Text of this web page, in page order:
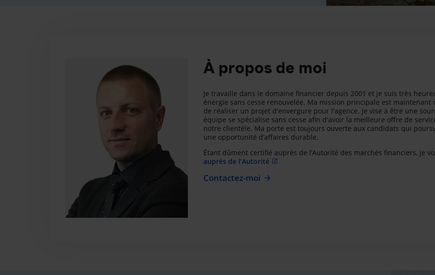
À propos de moi
Je travaille dans le domaine financier depuis 2001 et je suis très
énergie sans cesse renouvelée. Ma mission principale est
de réaliser un projet d'envergure pour l'agence. Je vise à être une
équipe se spécialise sans cesse afin d'avoir la meilleure offre de
notre clientèle. Ma porte est toujours ouverte aux candidats qui
une opportunité d’affaires durable.
Étant dûment certifié auprès de l’Autorité des marchés financiers, je
auprès de l’Autorité
Contactez-moi